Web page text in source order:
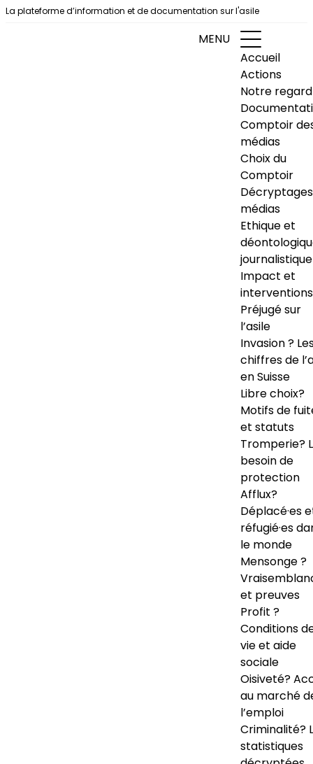
Aller au contenu
La plateforme d’information et de documentation sur l'asile
MENU
Accueil
Actions
Notre regard
Comptoir
médias
Choix du
Comptoir
Décryptages
médias
Ethique et
journalistique
Impact et
interventions
Préjugé sur
l’asile
Invasion ?
chiffres de
en Suisse
Libre choix?
Motifs de
et statuts
Tromperie?
besoin de
protection
Afflux?
Déplacé·es
réfugié·es
le monde
Mensonge ?
et preuves
Profit ?
Conditions
vie et aide
sociale
Oisiveté?
au marché
l’emploi
Criminalité?
statistiques